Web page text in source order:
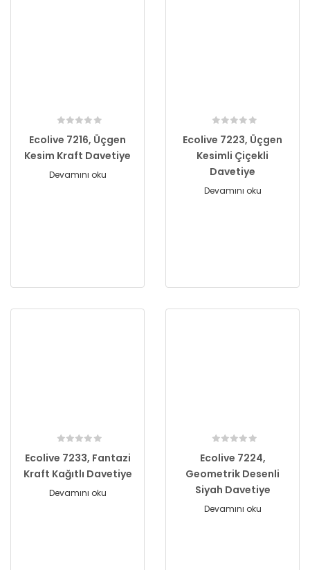
Ecolive 7216, Üçgen
Kesim Kraft Davetiye
Devamını oku
Ecolive 7223, Üçgen
Kesimli Çiçekli
Davetiye
Devamını oku
Ecolive 7233, Fantazi
Kraft Kağıtlı Davetiye
Devamını oku
Ecolive 7224,
Geometrik Desenli
Siyah Davetiye
Devamını oku